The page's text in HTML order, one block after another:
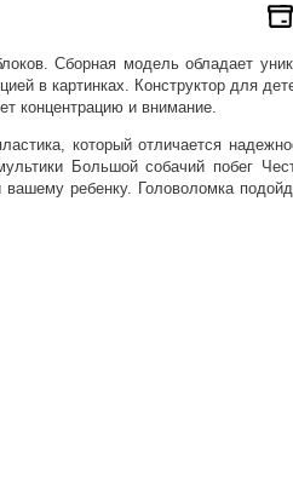
Сборная модель обладает
в картинках. Конструктор для
концентрацию и внимание.
который отличается
Большой собачий побег
ребенку. Головоломка